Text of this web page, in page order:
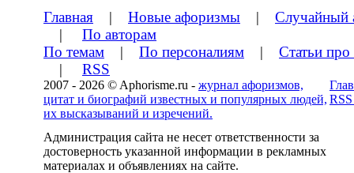
Главная | Новые афоризмы | Случайный
| По авторам
По темам | По персоналиям | Статьи
| RSS
2007 - 2026 © Aphorisme.ru - журнал афоризмов,
цитат и биографий известных и популярных людей,
их высказываний и изречений.
Администрация сайта не несет ответственности за
достоверность указанной информации в рекламных
материалах и объявлениях на сайте.